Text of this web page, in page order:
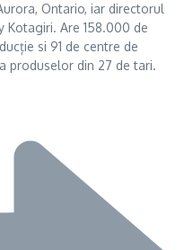
Ontario, iar directorul
Kotagiri. Are 158.000 de
si 91 de centre de
produselor din 27 de tari.